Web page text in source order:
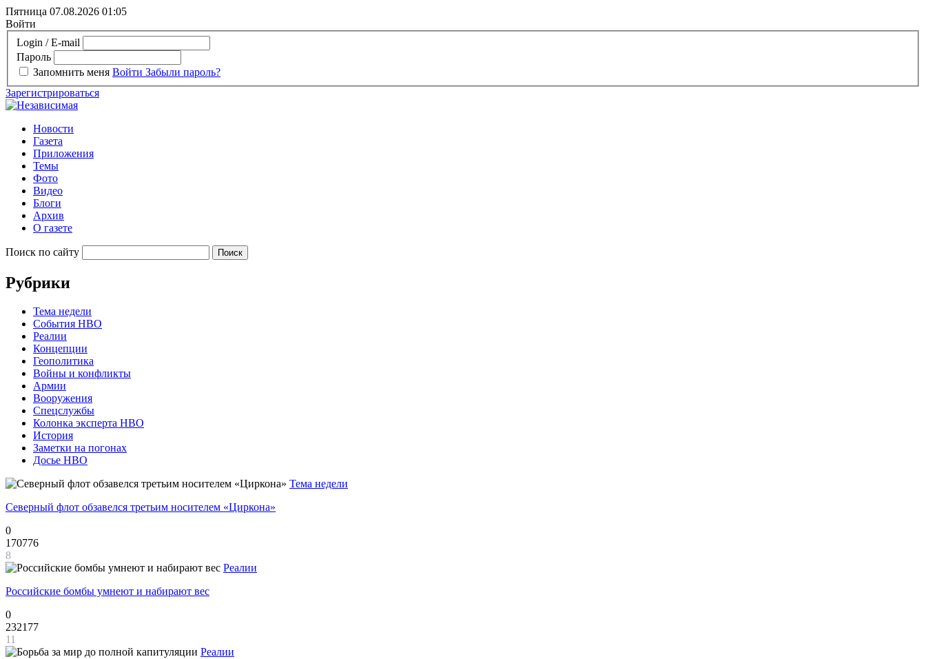
Пятница 07.08.2026 01:05
Войти
Login / E-mail
Пароль
Запомнить меня Войти Забыли пароль?
Зарегистрироваться
Новости
Газета
Приложения
Темы
Фото
Видео
Блоги
Архив
О газете
Поиск по сайту
Рубрики
Тема недели
События НВО
Реалии
Концепции
Геополитика
Войны и конфликты
Армии
Вооружения
Спецслужбы
Колонка эксперта НВО
История
Заметки на погонах
Досье НВО
Тема недели
Северный флот обзавелся третьим носителем «Циркона»
0
170776
8
Реалии
Российские бомбы умнеют и набирают вес
0
232177
11
Реалии